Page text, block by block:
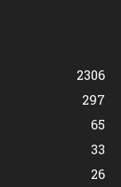
2306
297
65
33
26